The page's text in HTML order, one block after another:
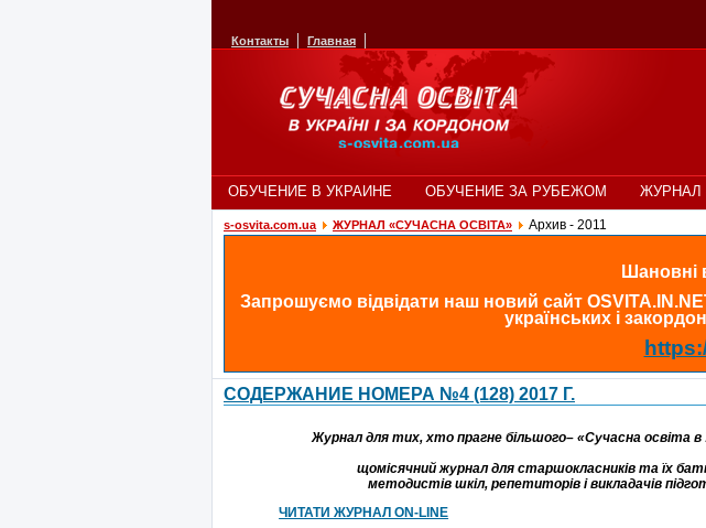
Контакты Главная
ОБУЧЕНИЕ В УКРАИНЕ ОБУЧЕНИЕ ЗА РУБЕЖОМ ЖУРНАЛ
s-osvita.com.ua ЖУРНАЛ «СУЧАСНА ОСВІТА» Архив - 2011
Шановні
Запрошуємо відвідати наш новий сайт
українських і
CОДЕРЖАНИЕ НОМЕРА №4 (128) 2017 Г.
Журнал для тих, хто прагне більшого– «Сучасна освіта в
щомісячний журнал для старшокласників та їх
методистів шкіл, репетиторів і викладачів
ЧИТАТИ ЖУРНАЛ ON-LINE